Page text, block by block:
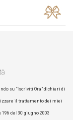
su "Iscriviti Ora" dichiari di
il trattamento dei miei
del 30 giugno 2003